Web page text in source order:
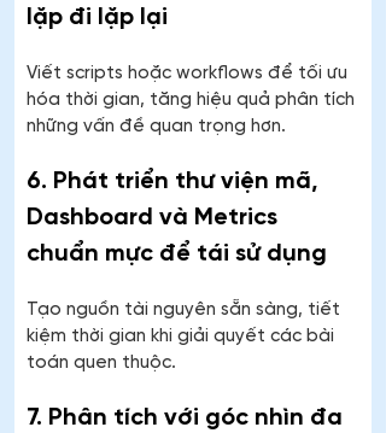
lặp đi lặp lại
Viết scripts hoặc workflows để tối ưu
hóa thời gian, tăng hiệu quả phân tích
những vấn đề quan trọng hơn.
6. Phát triển thư viện mã,
Dashboard và Metrics
chuẩn mực để tái sử dụng
Tạo nguồn tài nguyên sẵn sàng, tiết
kiệm thời gian khi giải quyết các bài
toán quen thuộc.
7. Phân tích với góc nhìn đa